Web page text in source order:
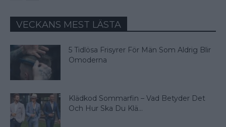
VECKANS MEST LÄSTA
5 Tidlösa Frisyrer För Män Som Aldrig Blir
Omoderna
Klädkod Sommarfin – Vad Betyder Det
Och Hur Ska Du Klä...